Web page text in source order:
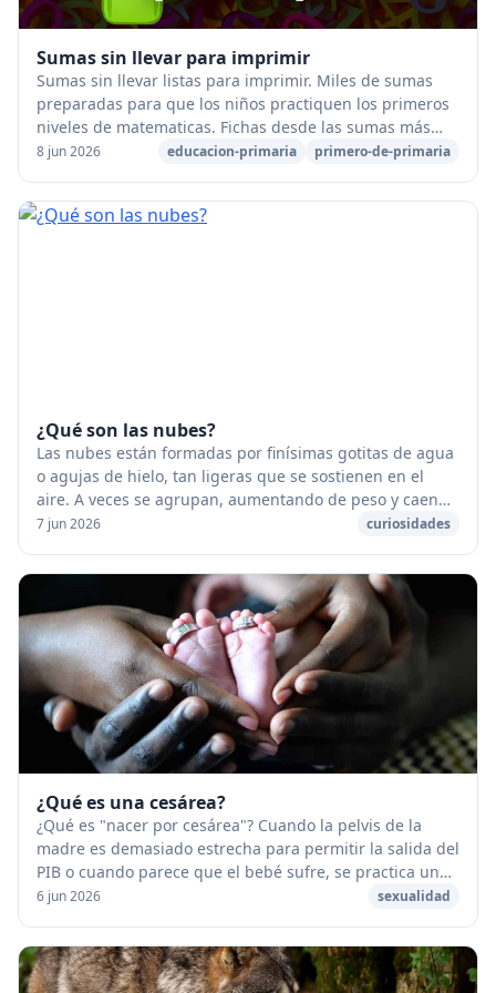
Sumas sin llevar para imprimir
Sumas sin llevar listas para imprimir. Miles de sumas
preparadas para que los niños practiquen los primeros
niveles de matematicas. Fichas desde las sumas más
básicas de una cifra, hasta seis cifras. ...
8 jun 2026 educacion-primaria primero-de-primaria
¿Qué son las nubes?
Las nubes están formadas por finísimas gotitas de agua
o agujas de hielo, tan ligeras que se sostienen en el
aire. A veces se agrupan, aumentando de peso y caen
en forma de lluvia. [caption id="attach...
7 jun 2026 curiosidades
¿Qué es una cesárea?
¿Qué es "nacer por cesárea"? Cuando la pelvis de la
madre es demasiado estrecha para permitir la salida del
PIB o cuando parece que el bebé sufre, se practica una
cesárea. Esta es una operación quirúr...
6 jun 2026 sexualidad